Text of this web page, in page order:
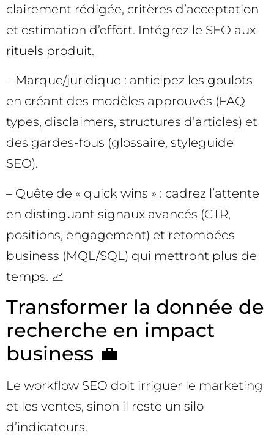
clairement rédigée, critères d’acceptation
et estimation d’effort. Intégrez le SEO aux
rituels produit.
– Marque/juridique : anticipez les goulots
en créant des modèles approuvés (FAQ
types, disclaimers, structures d’articles) et
des gardes-fous (glossaire, styleguide
SEO).
– Quête de « quick wins » : cadrez l’attente
en distinguant signaux avancés (CTR,
positions, engagement) et retombées
business (MQL/SQL) qui mettront plus de
temps. 📈
Transformer la donnée de
recherche en impact
business 💼
Le workflow SEO doit irriguer le marketing
et les ventes, sinon il reste un silo
d’indicateurs.